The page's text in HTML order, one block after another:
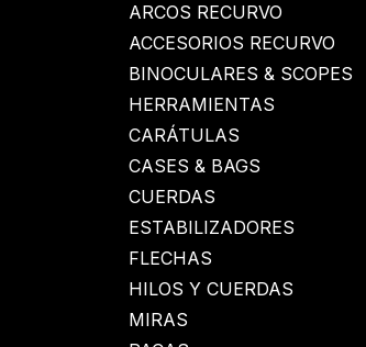
ARCOS RECURVO
ACCESORIOS RECURVO
BINOCULARES & SCOPES
HERRAMIENTAS
CARÁTULAS
CASES & BAGS
CUERDAS
ESTABILIZADORES
FLECHAS
HILOS Y CUERDAS
MIRAS